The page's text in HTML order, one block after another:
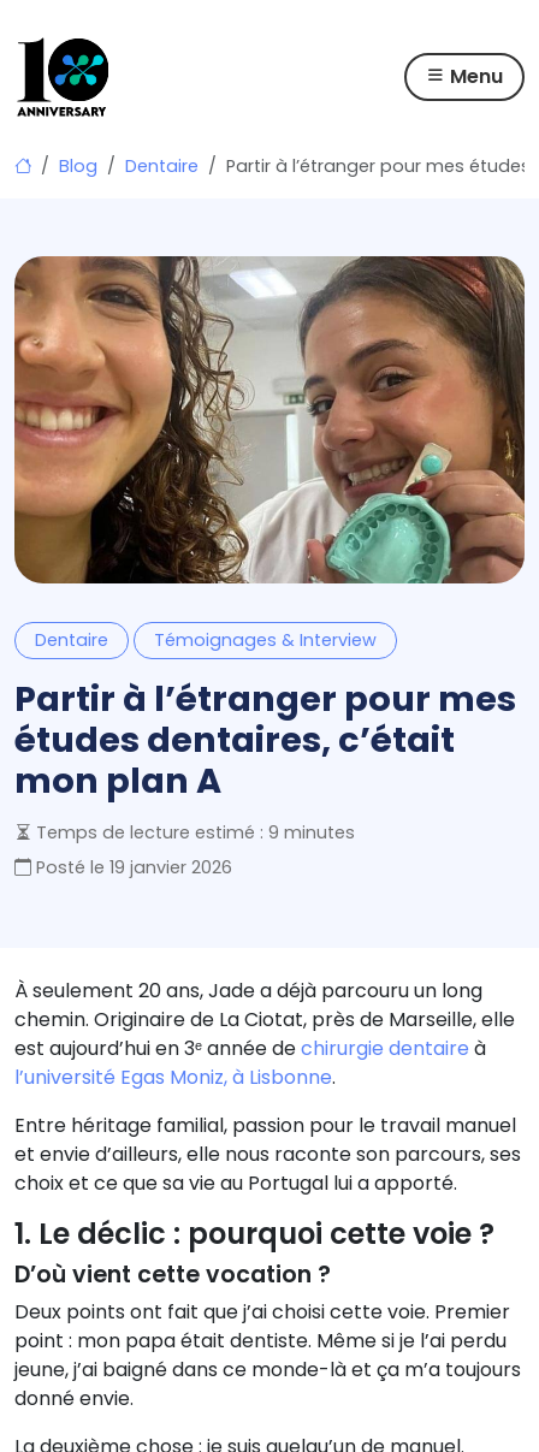
Skip
Menu
Blog Dentaire Partir à l’étranger pour mes
Dentaire Témoignages & Interview
Partir à l’étranger pour mes
études dentaires, c’était
mon plan A
Temps de lecture estimé : 9 minutes
Posté le 19 janvier 2026
À seulement 20 ans, Jade a déjà parcouru un long
chemin. Originaire de La Ciotat, près de Marseille, elle
est aujourd’hui en 3ᵉ année dechirurgie dentaire à
l’université Egas Moniz, à Lisbonne.
Entre héritage familial, passion pour le travail manuel
et envie d’ailleurs, elle nous raconte son parcours, ses
choix et ce que sa vie au Portugal lui a apporté.
1. Le déclic : pourquoi cette voie ?
D’où vient cette vocation ?
Deux points ont fait que j’ai choisi cette voie. Premier
point : mon papa était dentiste. Même si je l’ai perdu
jeune, j’ai baigné dans ce monde-là et ça m’a toujours
donné envie.
La deuxième chose : je suis quelqu’un de manuel.